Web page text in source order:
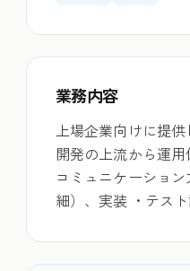
業務内容
上場企業向けに提
開発の上流から運
コミュニケーショ
細）、実装 ・テス